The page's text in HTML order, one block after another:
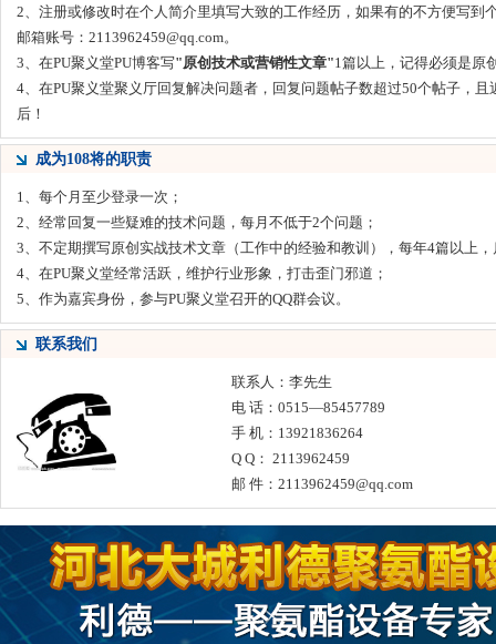
2、注册或修改时在个人简介里填写大致的工作经历，如果有的不方便写
邮箱账号：2113962459@qq.com。
3、在PU聚义堂PU博客写"原创技术或营销性文章"1篇以上，记得必须是原
4、在PU聚义堂聚义厅回复解决问题者，回复问题帖子数超过50个帖子，
后！
成为108将的职责
1、每个月至少登录一次；
2、经常回复一些疑难的技术问题，每月不低于2个问题；
3、不定期撰写原创实战技术文章（工作中的经验和教训），每年4篇以上
4、在PU聚义堂经常活跃，维护行业形象，打击歪门邪道；
5、作为嘉宾身份，参与PU聚义堂召开的QQ群会议。
联系我们
联系人：李先生
电 话：0515—85457789
手 机：13921836264
Q Q： 2113962459
邮 件：2113962459@qq.com